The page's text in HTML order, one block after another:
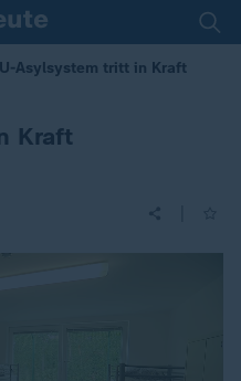
Asylsystem tritt in Kraft
Kraft